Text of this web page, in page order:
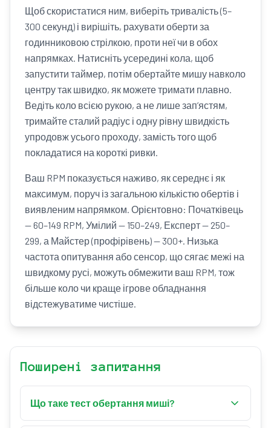
Щоб скористатися ним, виберіть тривалість (5–
300 секунд) і вирішіть, рахувати оберти за
годинниковою стрілкою, проти неї чи в обох
напрямках. Натисніть усередині кола, щоб
запустити таймер, потім обертайте мишу навколо
центру так швидко, як можете тримати плавно.
Ведіть коло всією рукою, а не лише зап’ястям,
тримайте сталий радіус і одну рівну швидкість
упродовж усього проходу, замість того щоб
покладатися на короткі ривки.
Ваш RPM показується наживо, як середнє і як
максимум, поруч із загальною кількістю обертів і
виявленим напрямком. Орієнтовно: Початківець
— 60–149 RPM, Умілий — 150–249, Експерт — 250–
299, а Майстер (профірівень) — 300+. Низька
частота опитування або сенсор, що сягає межі на
швидкому русі, можуть обмежити ваш RPM, тож
більше коло чи краще ігрове обладнання
відстежуватиме чистіше.
Поширені запитання
Що таке тест обертання миші?